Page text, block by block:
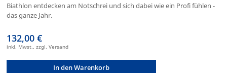
Biathlon entdecken am Notschrei und sich dabei wie ein Profi fühlen -
das ganze Jahr.
132,00 €
inkl. Mwst., zzgl. Versand
In den Warenkorb